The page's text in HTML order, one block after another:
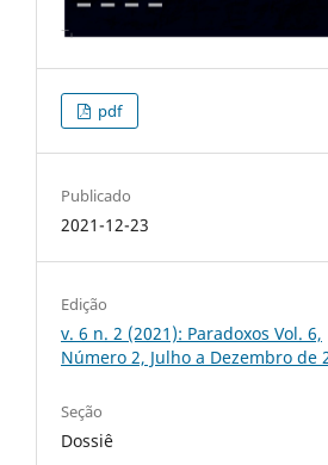
pdf
Publicado
2021-12-23
Edição
v. 6 n. 2 (2021): Paradoxos Vol. 6,
Número 2, Julho a Dezembro de
Seção
Dossiê